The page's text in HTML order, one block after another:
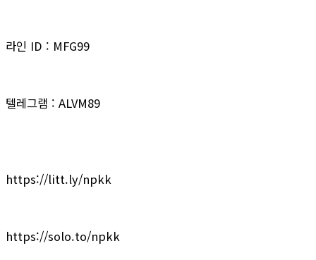
라인 ID : MFG99
텔레그램 : ALVM89
https://litt.ly/npkk
https://solo.to/npkk